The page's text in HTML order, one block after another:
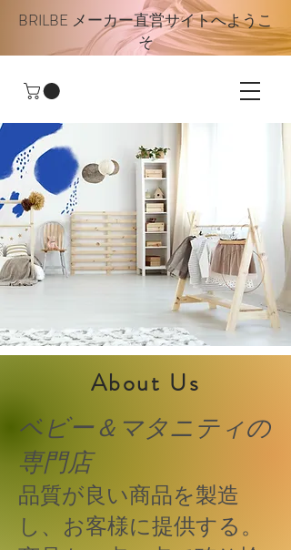
BRILBE メーカー直営サイトへようこ
そ
​About Us
ベビー＆マタニティの
専門店
品質が良い商品を製造
し、お客様に提供する。